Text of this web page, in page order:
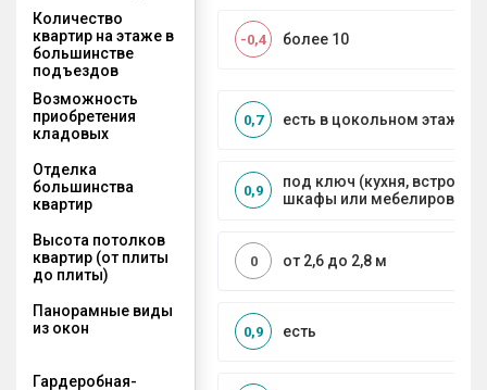
Количество
квартир на этаже в
большинстве
подъездов
более 10
-0,4
Возможность
приобретения
кладовых
есть в цокольном этаже
0,7
Отделка
большинства
квартир
под ключ (кухня,
шкафы или
0,9
Высота потолков
квартир (от плиты
до плиты)
от 2,6 до 2,8 м
0
Панорамные виды
из окон
есть
0,9
Гардеробная-